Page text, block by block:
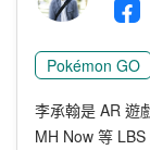
Pokémon GO
李承翰是 AR 遊
MH Now 等